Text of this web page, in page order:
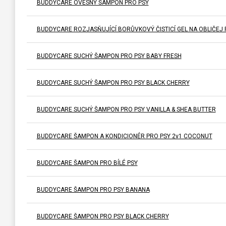
BUDDYCARE OVESNÝ ŠAMPON PRO PSY
BUDDYCARE ROZJASŇUJÍCÍ BORŮVKOVÝ ČISTICÍ GEL NA OBLIČEJ
BUDDYCARE SUCHÝ ŠAMPON PRO PSY BABY FRESH
BUDDYCARE SUCHÝ ŠAMPON PRO PSY BLACK CHERRY
BUDDYCARE SUCHÝ ŠAMPON PRO PSY VANILLA & SHEA BUTTER
BUDDYCARE ŠAMPON A KONDICIONÉR PRO PSY 2v1 COCONUT
BUDDYCARE ŠAMPON PRO BÍLÉ PSY
BUDDYCARE ŠAMPON PRO PSY BANANA
BUDDYCARE ŠAMPON PRO PSY BLACK CHERRY